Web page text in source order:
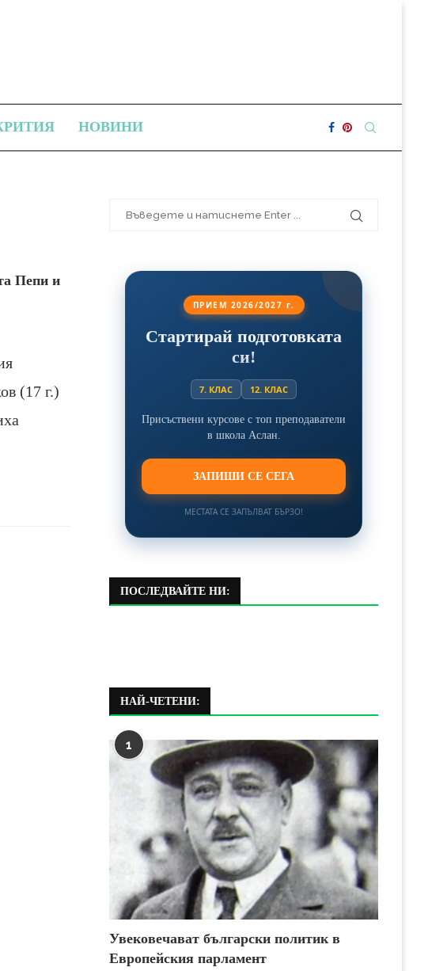
НОВИНИ
Пепи и
(17 г.)
ПРИЕМ 2026/2027 г.
Стартирай подготовката
си!
7. КЛАС 12. КЛАС
Присъствени курсове с топ преподаватели
в школа Аслан.
ЗАПИШИ СЕ СЕГА
МЕСТАТА СЕ ЗАПЪЛВАТ БЪРЗО!
ПОСЛЕДВАЙТЕ НИ:
НАЙ-ЧЕТЕНИ:
1
Увековечават български политик в
Европейския парламент